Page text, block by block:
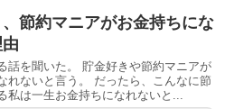
節約マニアがお金持ちにな
話を聞いた。 貯金好きや節約マニアが
れないと言う。 だったら、こんなに節
私は一生お金持ちになれないと...